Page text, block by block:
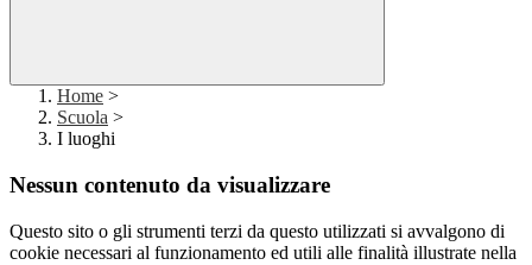
Home >
Scuola >
I luoghi
Nessun contenuto da visualizzare
Questo sito o gli strumenti terzi da questo utilizzati si avvalgono di
cookie necessari al funzionamento ed utili alle finalità illustrate nella